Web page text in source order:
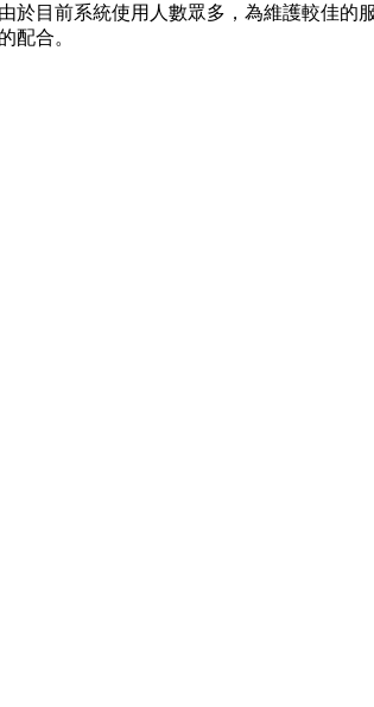
於目前系統使用人數眾多，為維護較佳的
配合。